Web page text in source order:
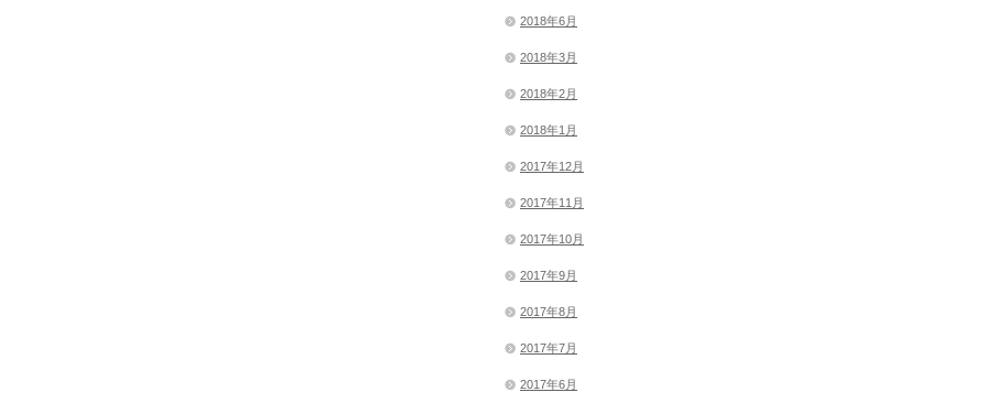
2018年6月
2018年3月
2018年2月
2018年1月
2017年12月
2017年11月
2017年10月
2017年9月
2017年8月
2017年7月
2017年6月